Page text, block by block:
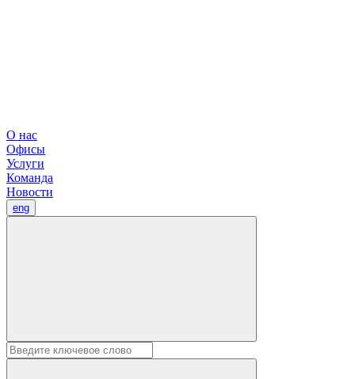
О нас
Офисы
Услуги
Команда
Новости
eng